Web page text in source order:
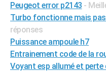
FORUM
Bricolage
Lifestyle
Culture
Sport
Auto
Television
Voyage
Cinema
Peugeot error p2143 -
Turbo fonctionne mais
réponses
Puissance ampoule h7
Entrainement code de la
Voyant esp allumé et perte